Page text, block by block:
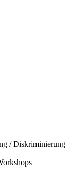
/ Diskriminierung